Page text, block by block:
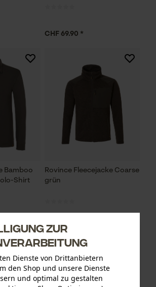
CHF 69.90 *
Bamboo
Shirt
Rovince Fleecejacke Coarse
grün
CHF 94.90 *
zur
Dienste von Drittanbietern
den Shop und unsere Dienste
und optimal zu gestalten